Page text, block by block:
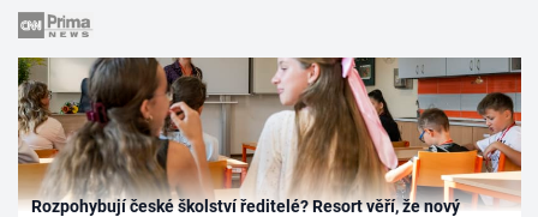
Rozpohybují české školství ředitelé? Resort věří, že nový